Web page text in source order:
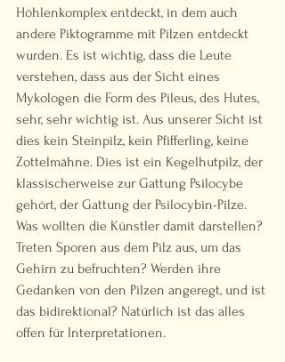
Höhlenkomplex entdeckt, in dem auch
andere Piktogramme mit Pilzen entdeckt
wurden. Es ist wichtig, dass die Leute
verstehen, dass aus der Sicht eines
Mykologen die Form des Pileus, des Hutes,
sehr, sehr wichtig ist. Aus unserer Sicht ist
dies kein Steinpilz, kein Pfifferling, keine
Zottelmähne. Dies ist ein Kegelhutpilz, der
klassischerweise zur Gattung Psilocybe
gehört, der Gattung der Psilocybin-Pilze.
Was wollten die Künstler damit darstellen?
Treten Sporen aus dem Pilz aus, um das
Gehirn zu befruchten? Werden ihre
Gedanken von den Pilzen angeregt, und ist
das bidirektional? Natürlich ist das alles
offen für Interpretationen.